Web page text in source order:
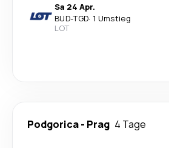
Sa 24 Apr.
BUD-TGD· 1 Umstieg
LOT
Podgorica- Prag 4 Tage